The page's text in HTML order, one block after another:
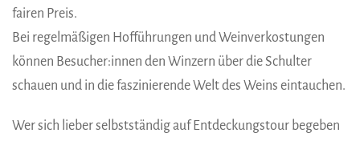
fairen Preis.
Bei regelmäßigen Hofführungen und Weinverkostungen
können Besucher:innen den Winzern über die Schulter
schauen und in die faszinierende Welt des Weins eintauchen.
Wer sich lieber selbstständig auf Entdeckungstour begeben